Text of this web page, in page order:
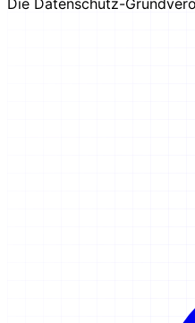
Die Datenschutz-